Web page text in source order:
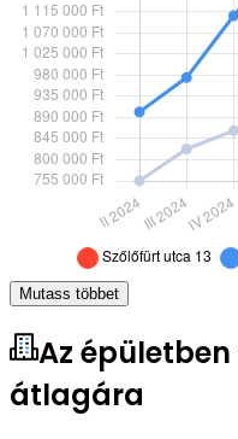
Mutass többet
Az
átlagára